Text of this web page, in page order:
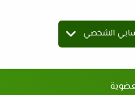
الشخصي